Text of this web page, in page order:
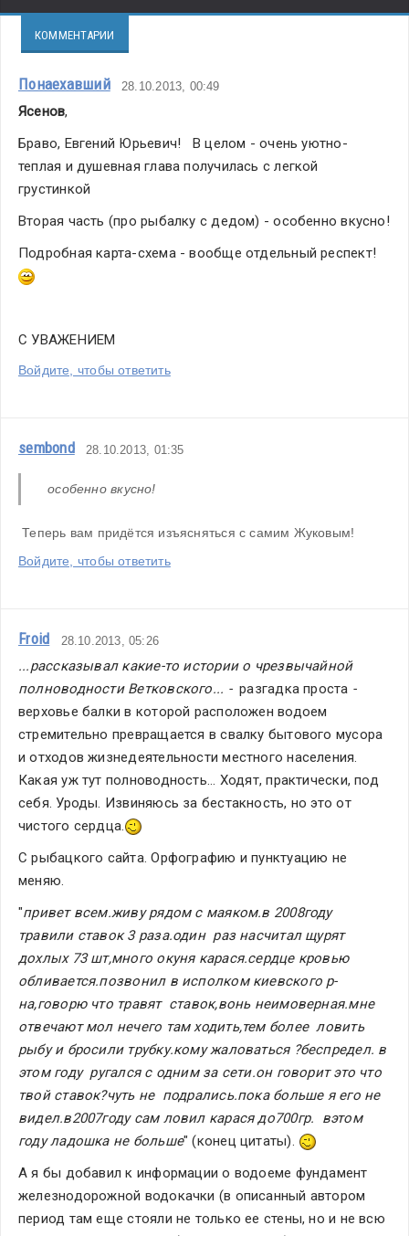
КОММЕНТАРИИ
Понаехавший 28.10.2013, 00:49
Ясенов,
Браво, Евгений Юрьевич!   В целом - очень уютно-
теплая и душевная глава получилась с легкой
грустинкой
Вторая часть (про рыбалку с дедом) - особенно вкусно!
Подробная карта-схема - вообще отдельный респект!
С УВАЖЕНИЕМ
Войдите, чтобы ответить
sembond 28.10.2013, 01:35
особенно вкусно!
Теперь вам придётся изъясняться с самим Жуковым!
Войдите, чтобы ответить
Froid 28.10.2013, 05:26
...рассказывал какие-то истории о чрезвычайной
полноводности Ветковского... - разгадка проста -
верховье балки в которой расположен водоем
стремительно превращается в свалку бытового мусора
и отходов жизнедеятельности местного населения.
Какая уж тут полноводность... Ходят, практически, под
себя. Уроды. Извиняюсь за бестакность, но это от
чистого сердца.
С рыбацкого сайта. Орфографию и пунктуацию не
меняю.
"привет всем.живу рядом с маяком.в 2008году
травили ставок 3 раза.один  раз насчитал щурят
дохлых 73 шт,много окуня карася.сердце кровью
обливается.позвонил в исполком киевского р-
на,говорю что травят  ставок,вонь неимоверная.мне
отвечают мол нечего там ходить,тем более  ловить
рыбу и бросили трубку.кому жаловаться ?беспредел. в
этом году  ругался с одним за сети.он говорит это что
твой ставок?чуть не  подрались.пока больше я его не
видел.в2007году сам ловил карася до700гр.  вэтом
году ладошка не больше" (конец цитаты).
А я бы добавил к информации о водоеме фундамент
железнодорожной водокачки (в описанный автором
период там еще стояли не только ее стены, но и не всю